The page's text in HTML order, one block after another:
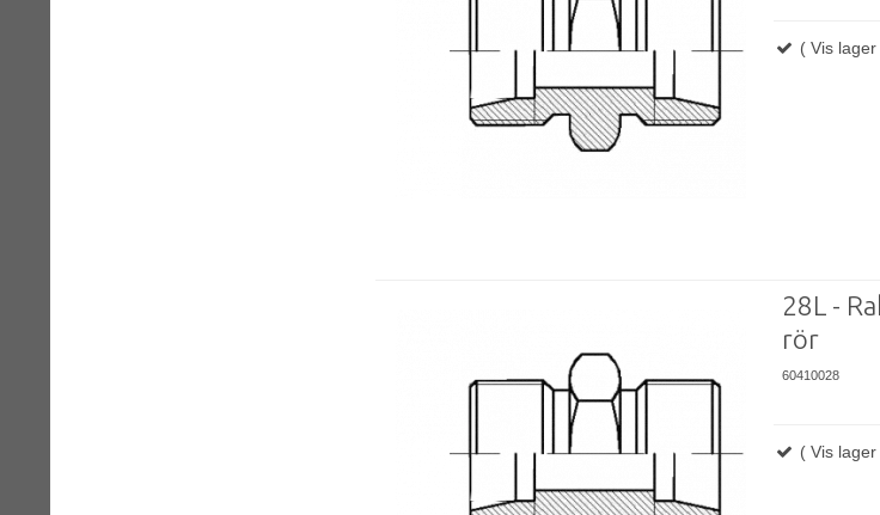
( Vis
28L -
rör
60410028
( Vis